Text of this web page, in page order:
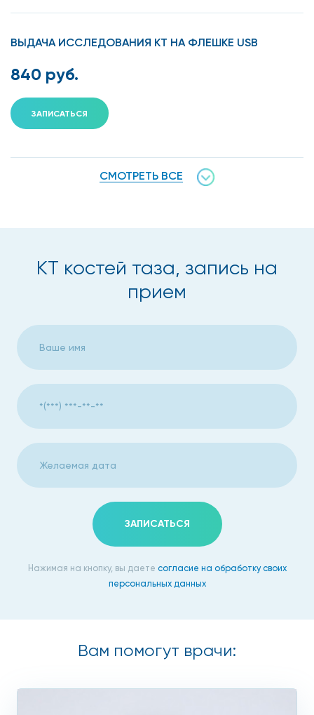
ВЫДАЧА ИССЛЕДОВАНИЯ КТ НА ФЛЕШКЕ USB
840 руб.
ЗАПИСАТЬСЯ
СМОТРЕТЬ ВСЕ
КТ костей таза, запись на
прием
ЗАПИСАТЬСЯ
Нажимая на кнопку, вы даете согласие на обработку своих
персональных данных
Вам помогут врачи: